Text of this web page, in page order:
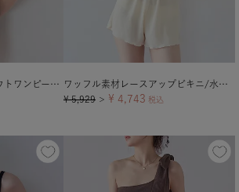
ワンショルダーカットアウトワンピース/水着【メール便可／100】
ワッフル素材レースアップビキニ/水着セット
¥ 5,929 ＞ ¥ 4,743 税込